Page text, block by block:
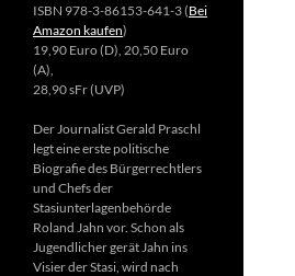
ISBN 978-3-86153-641-3 (Bei
Amazon kaufen)
19,90 Euro (D), 20,50 Euro
(A),
28,90 sFr (UVP)
Der Journalist Gerald Praschl
legt eine erste politische
Biografie des Bürgerrechtlers
und Chefs der
Stasiunterlagenbehörde
Roland Jahn vor. Schon als
Jugendlicher gerät Jahn ins
Visier der Stasi, wird nach